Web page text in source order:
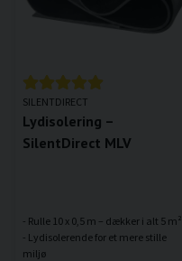
SILENTDIRECT
Lydisolering –
SilentDirect MLV
- Rulle 10 x 0,5 m – dækker i alt 5 m²
- Lydisolerende for et mere stille
miljø